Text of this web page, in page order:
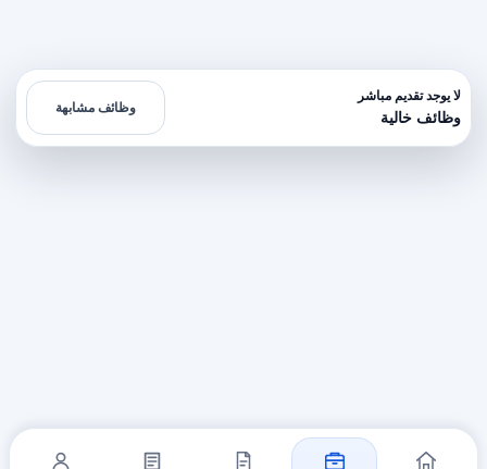
لا يوجد تقديم مباشر
وظائف خالية
وظائف مشابهة